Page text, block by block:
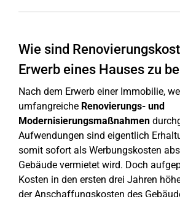
Wie sind
Erwerb eines Hauses zu
Nach dem Erwerb einer Immobilie,
umfangreiche Renovierungs- und
Modernisierungsmaßnahmen
Aufwendungen sind eigentlich
somit sofort als Werbungskosten
Gebäude vermietet wird. Doch
Kosten in den ersten drei Jahren
der Anschaffungskosten des